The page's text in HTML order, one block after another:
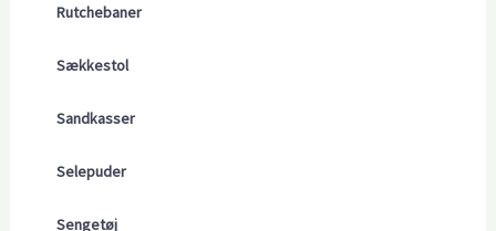
Rutchebaner
Sækkestol
Sandkasser
Selepuder
Sengetøj